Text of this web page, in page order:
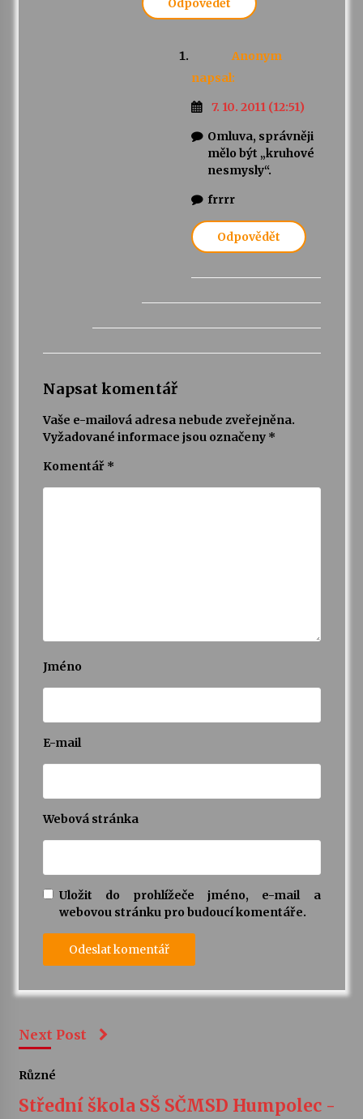
Odpovědět
Anonym
napsal:
7. 10. 2011 (12:51)
Omluva, správněji
mělo být „kruhové
nesmysly“.
frrrr
Odpovědět
Napsat komentář
Vaše e-mailová adresa nebude zveřejněna.
Vyžadované informace jsou označeny *
Komentář *
Jméno
E-mail
Webová stránka
Uložit do prohlížeče jméno, e-mail a
webovou stránku pro budoucí komentáře.
Next Post
Různé
Střední škola SŠ SČMSD Humpolec -